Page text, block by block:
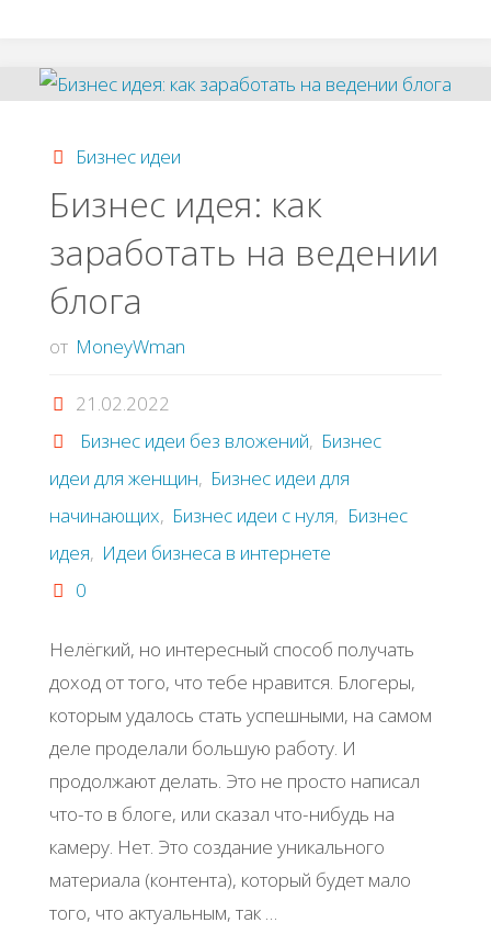
строительстве
Бизнес идеи
Бизнес идея: как
заработать на ведении
блога
от MoneyWman
21.02.2022
Бизнес идеи без вложений, Бизнес
идеи для женщин, Бизнес идеи для
начинающих, Бизнес идеи с нуля, Бизнес
идея, Идеи бизнеса в интернете
0
Нелёгкий, но интересный способ получать
доход от того, что тебе нравится. Блогеры,
которым удалось стать успешными, на самом
деле проделали большую работу. И
продолжают делать. Это не просто написал
что-то в блоге, или сказал что-нибудь на
камеру. Нет. Это создание уникального
материала (контента), который будет мало
того, что актуальным, так …